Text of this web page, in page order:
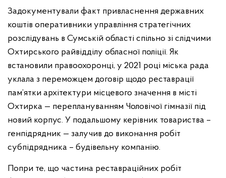
Задокументували факт привласнення державних
коштів оперативники управління стратегічних
розслідувань в Сумській області спільно зі слідчими
Охтирського райвідділу обласної поліції. Як
встановили правоохоронці, у 2021 році міська рада
уклала з переможцем договір щодо реставрації
пам’ятки архітектури місцевого значення в місті
Охтирка — переплануванням Чоловічої гімназії під
новий корпус. У подальшому керівник товариства –
генпідрядник — залучив до виконання робіт
субпідрядника – будівельну компанію.
Попри те, що частина реставраційних робіт